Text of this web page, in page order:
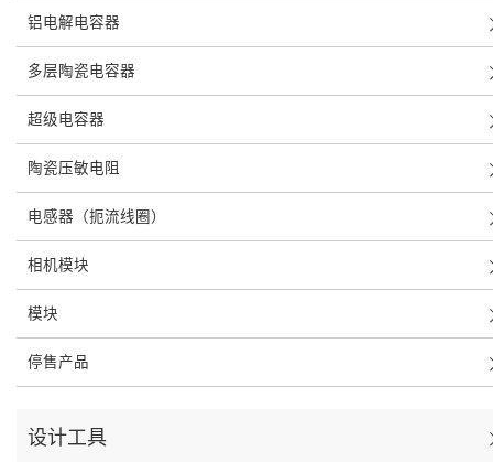
铝电解电容器
多层陶瓷电容器
超级电容器
陶瓷压敏电阻
电感器（扼流线圈）
相机模块
模块
停售产品
设计工具